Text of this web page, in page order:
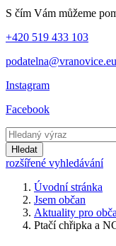
S čím Vám můžeme
+420 519 433 103
podatelna@vranovice.eu
Instagram
Facebook
Hledat
rozšířené vyhledávání
Úvodní stránka
Jsem občan
Aktuality pro
Ptačí chřipka a